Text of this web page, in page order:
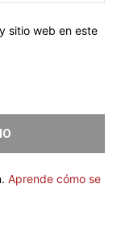
sitio web en este
Aprende cómo se